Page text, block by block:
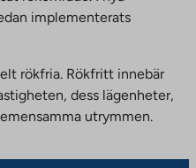
implementerats
rökfria. Rökfritt innebär
dess lägenheter,
utrymmen.